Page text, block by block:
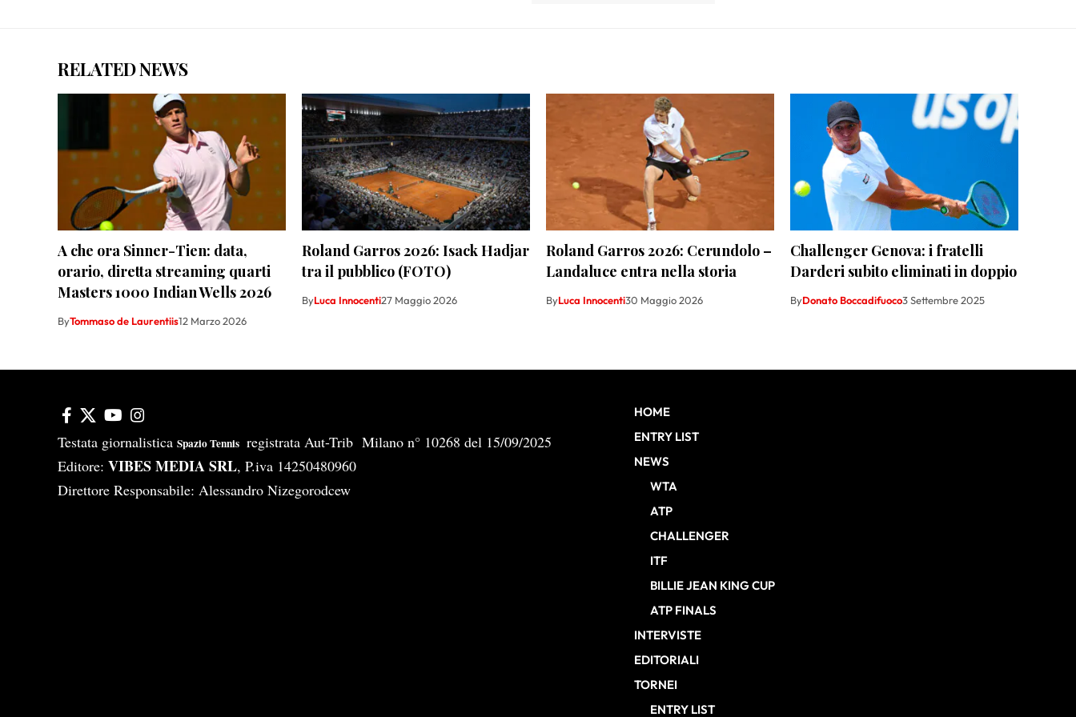
RELATED NEWS
A che ora Sinner-Tien: data,
orario, diretta streaming quarti
Masters 1000 Indian Wells 2026
ByTommaso de Laurentiis12 Marzo 2026
Roland Garros 2026: Isack Hadjar
tra il pubblico (FOTO)
ByLuca Innocenti27 Maggio 2026
Roland Garros 2026: Cerundolo –
Landaluce entra nella storia
ByLuca Innocenti30 Maggio 2026
Challenger Genova: i fratelli
Darderi subito eliminati in doppio
ByDonato Boccadifuoco3 Settembre 2025
Testata giornalistica Spazio Tennis registrata Aut-Trib Milano n° 10268 del 15/09/2025
Editore: VIBES MEDIA SRL, P.iva 14250480960
Direttore Responsabile: Alessandro Nizegorodcew
HOME
ENTRY LIST
NEWS
WTA
ATP
CHALLENGER
ITF
BILLIE JEAN KING CUP
ATP FINALS
INTERVISTE
EDITORIALI
TORNEI
ENTRY LIST